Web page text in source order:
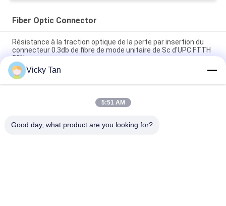
Fiber Optic Connector
Résistance à la traction optique de la perte par insertion du
connecteur 0.3db de fibre de mode unitaire de Sc d'UPC FTTH
50N
Connecteur rapide optique unimodal optique de fibre de Ftth
de connecteur rapide de fibre de SM de Sc/Upc Sc/Apc
Assemblée de champ optique rapide de fibre du connecteur
Vicky Tan
5:51 AM
Good day, what product are you looking for?